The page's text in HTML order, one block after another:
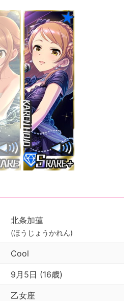
北条加蓮
(ほうじょうかれん)
Cool
9月5日 (16歳)
乙女座